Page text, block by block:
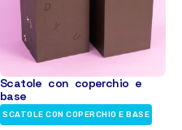
Scatole con coperchio e
base
SCATOLE CON COPERCHIO E BASE